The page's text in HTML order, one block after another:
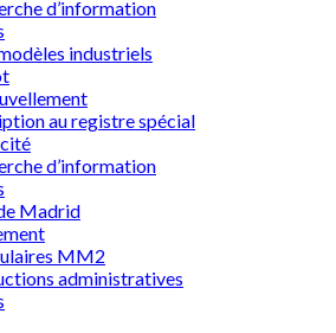
d’information
industriels
au registre spécial
d’information
Madrid
MM2
administratives